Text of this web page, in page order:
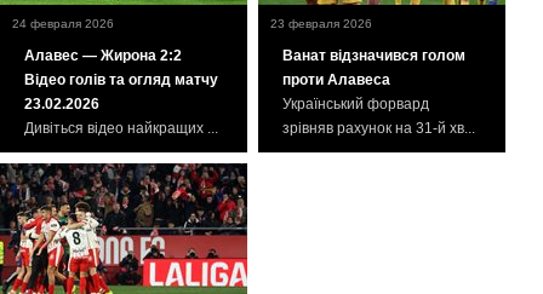
24 февраля 2026
Алавес — Жирона 2:2
Відео голів та огляд матчу
23.02.2026
Дивіться відео найкращих ...
23 февраля 2026
Ванат відзначився голом
проти Алавеса
Український форвард
зрівняв рахунок на 31-й хв...